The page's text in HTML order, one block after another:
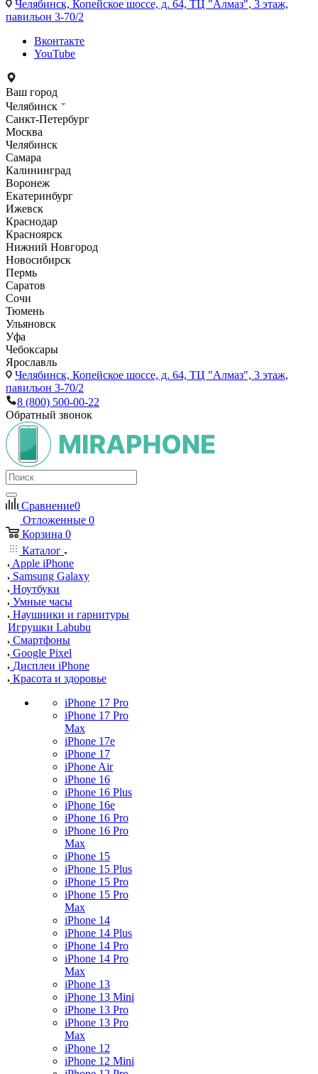
Челябинск, Копейское шоссе, д. 64, ТЦ "Алмаз", 3 этаж,
павильон 3-70/2
Вконтакте
YouTube
Ваш город
Челябинск
Санкт-Петербург
Москва
Челябинск
Самара
Калининград
Воронеж
Екатеринбург
Ижевск
Краснодар
Красноярск
Нижний Новгород
Новосибирск
Пермь
Саратов
Сочи
Тюмень
Ульяновск
Уфа
Чебоксары
Ярославль
Челябинск, Копейское шоссе, д. 64, ТЦ "Алмаз", 3 этаж,
павильон 3-70/2
8 (800) 500-00-22
Обратный звонок
Сравнение0
Отложенные 0
Корзина 0
Каталог
Apple iPhone
Samsung Galaxy
Ноутбуки
Умные часы
Наушники и гарнитуры
Игрушки Labubu
Смартфоны
Google Pixel
Дисплеи iPhone
Красота и здоровье
iPhone 17 Pro
iPhone 17 Pro
Max
iPhone 17e
iPhone 17
iPhone Air
iPhone 16
iPhone 16 Plus
iPhone 16e
iPhone 16 Pro
iPhone 16 Pro
Max
iPhone 15
iPhone 15 Plus
iPhone 15 Pro
iPhone 15 Pro
Max
iPhone 14
iPhone 14 Plus
iPhone 14 Pro
iPhone 14 Pro
Max
iPhone 13
iPhone 13 Mini
iPhone 13 Pro
iPhone 13 Pro
Max
iPhone 12
iPhone 12 Mini